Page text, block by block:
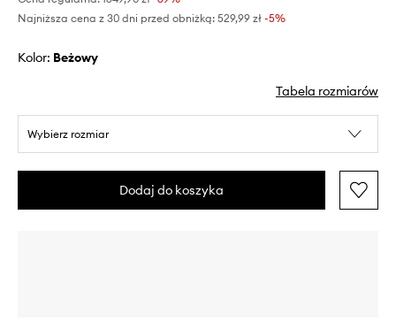
Najniższa cena z 30 dni przed obniżką: 529,99 zł -5%
Kolor: beżowy
Tabela rozmiarów
Wybierz rozmiar
Dodaj do koszyka